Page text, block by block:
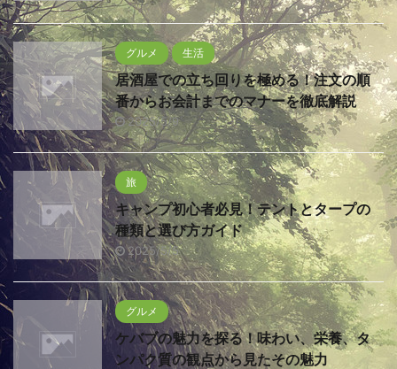
グルメ 生活
居酒屋での立ち回りを極める！注文の順
番からお会計までのマナーを徹底解説
2025/5/9
旅
キャンプ初心者必見！テントとタープの
種類と選び方ガイド
2025/5/5
グルメ
ケバブの魅力を探る！味わい、栄養、タ
ンパク質の観点から見たその魅力